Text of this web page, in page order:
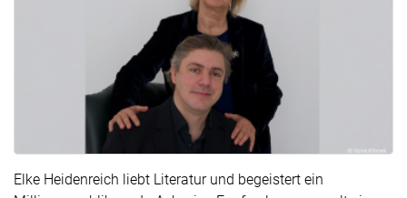
Elke Heidenreich liebt Literatur und begeistert ein